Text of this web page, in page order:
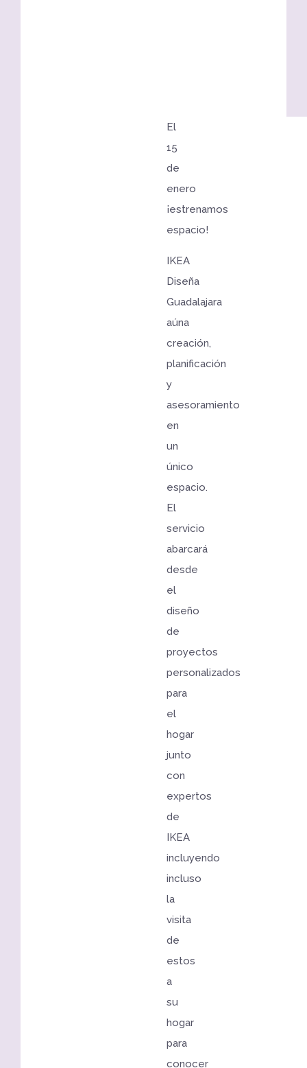
El
15
de
enero
¡estrenamos
espacio!
IKEA
Diseña
Guadalajara
aúna
creación,
planificación
y
asesoramiento
en
un
único
espacio.
El
servicio
abarcará
desde
el
diseño
de
proyectos
personalizados
para
el
hogar
junto
con
expertos
de
IKEA
incluyendo
incluso
la
visita
de
estos
a
su
hogar
para
conocer